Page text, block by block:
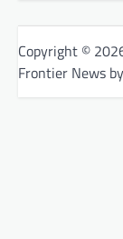
Copyright ©
Frontier News by